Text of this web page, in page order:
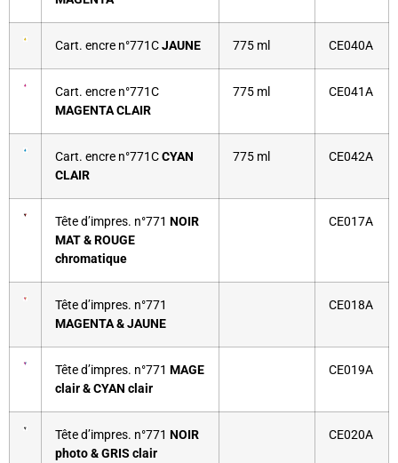
Cart. encre n°771CJAUNE 775 ml CE040A
Cart. encre n°771C
MAGENTA CLAIR
775 ml CE041A
Cart. encre n°771CCYAN
CLAIR
775 ml CE042A
Tête d’impres. n°771 NOIR
MAT & ROUGE
chromatique
CE017A
Tête d’impres. n°771
MAGENTA & JAUNE
CE018A
Tête d’impres. n°771 MAGE
clair & CYAN clair
CE019A
Tête d’impres. n°771 NOIR
photo & GRIS clair
CE020A